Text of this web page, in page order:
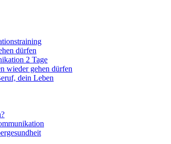
dürfen
2 Tage
wieder gehen dürfen
dein Leben